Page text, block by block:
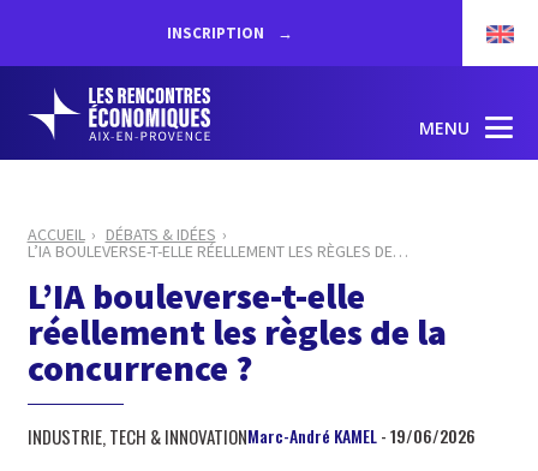
INSCRIPTION
MENU
ACCUEIL DÉBATS & IDÉES
L’IA BOULEVERSE-T-ELLE RÉELLEMENT LES RÈGLES DE…
L’IA bouleverse-t-elle
réellement les règles de la
concurrence ?
INDUSTRIE, TECH & INNOVATIONMarc-André KAMEL- 19/06/2026